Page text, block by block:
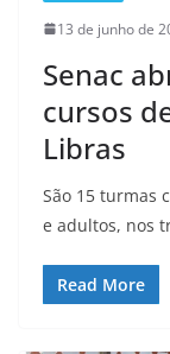
13 de junho de
Senac
cursos
Libras
São 15 turmas
e adultos, nos
Read More